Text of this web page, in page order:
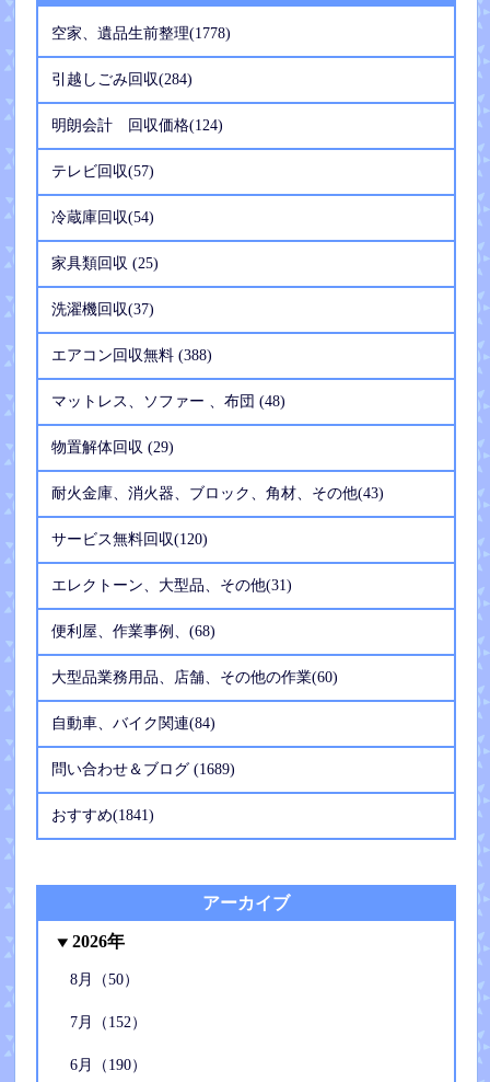
空家、遺品生前整理(1778)
引越しごみ回収(284)
明朗会計 回収価格(124)
テレビ回収(57)
冷蔵庫回収(54)
家具類回収 (25)
洗濯機回収(37)
エアコン回収無料 (388)
マットレス、ソファー 、布団 (48)
物置解体回収 (29)
耐火金庫、消火器、ブロック、角材、その他(43)
サービス無料回収(120)
エレクトーン、大型品、その他(31)
便利屋、作業事例、(68)
大型品業務用品、店舗、その他の作業(60)
自動車、バイク関連(84)
問い合わせ＆ブログ (1689)
おすすめ(1841)
アーカイブ
2026年
8月（50）
7月（152）
6月（190）